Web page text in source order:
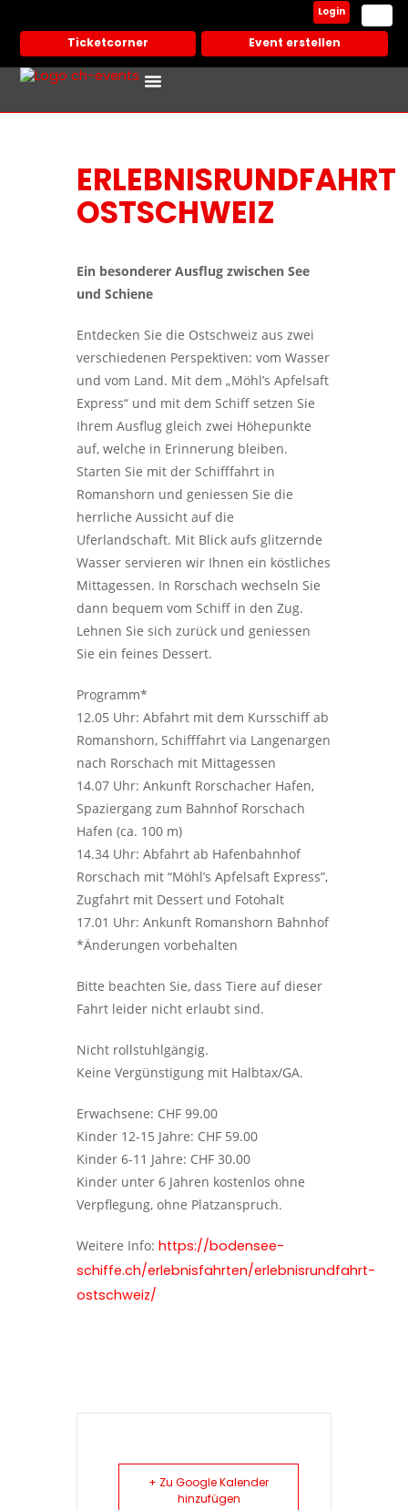
Ticketcorner Event erstellen
Login
ERLEBNISRUNDFAHRT
OSTSCHWEIZ
Ein besonderer Ausflug zwischen See
und Schiene
Entdecken Sie die Ostschweiz aus zwei
verschiedenen Perspektiven: vom Wasser
und vom Land. Mit dem „Möhl’s Apfelsaft
Express“ und mit dem Schiff setzen Sie
Ihrem Ausflug gleich zwei Höhepunkte
auf, welche in Erinnerung bleiben.
Starten Sie mit der Schifffahrt in
Romanshorn und geniessen Sie die
herrliche Aussicht auf die
Uferlandschaft. Mit Blick aufs glitzernde
Wasser servieren wir Ihnen ein köstliches
Mittagessen. In Rorschach wechseln Sie
dann bequem vom Schiff in den Zug.
Lehnen Sie sich zurück und geniessen
Sie ein feines Dessert.
Programm*
12.05 Uhr: Abfahrt mit dem Kursschiff ab
Romanshorn, Schifffahrt via Langenargen
nach Rorschach mit Mittagessen
14.07 Uhr: Ankunft Rorschacher Hafen,
Spaziergang zum Bahnhof Rorschach
Hafen (ca. 100 m)
14.34 Uhr: Abfahrt ab Hafenbahnhof
Rorschach mit “Möhl’s Apfelsaft Express”,
Zugfahrt mit Dessert und Fotohalt
17.01 Uhr: Ankunft Romanshorn Bahnhof
*Änderungen vorbehalten
Bitte beachten Sie, dass Tiere auf dieser
Fahrt leider nicht erlaubt sind.
Nicht rollstuhlgängig.
Keine Vergünstigung mit Halbtax/GA.
Erwachsene: CHF 99.00
Kinder 12-15 Jahre: CHF 59.00
Kinder 6-11 Jahre: CHF 30.00
Kinder unter 6 Jahren kostenlos ohne
Verpflegung, ohne Platzanspruch.
Weitere Info: https://bodensee-
schiffe.ch/erlebnisfahrten/erlebnisrundfahrt-
ostschweiz/
+ Zu Google Kalender
hinzufügen